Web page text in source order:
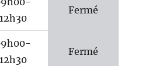
12h30
Fermé
12h30
Fermé